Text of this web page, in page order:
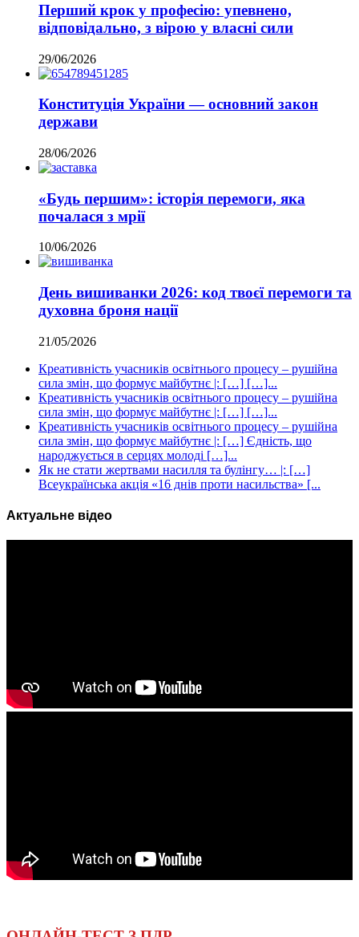
Перший крок у професію: упевнено,
відповідально, з вірою у власні сили
29/06/2026
Конституція України — основний закон
держави
28/06/2026
«Будь першим»: історія перемоги, яка
почалася з мрії
10/06/2026
День вишиванки 2026: код твоєї перемоги та
духовна броня нації
21/05/2026
Креативність учасників освітнього процесу – рушійна
сила змін, що формує майбутнє |: […] […]...
Креативність учасників освітнього процесу – рушійна
сила змін, що формує майбутнє |: […] […]...
Креативність учасників освітнього процесу – рушійна
сила змін, що формує майбутнє |: […] Єдність, що
народжується в серцях молоді […]...
Як не стати жертвами насилля та булінгу… |: […]
Всеукраїнська акція «16 днів проти насильства» [...
Актуальне відео